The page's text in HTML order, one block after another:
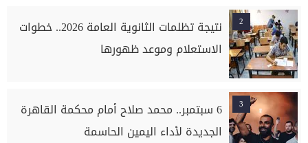
2
نتيجة تظلمات الثانوية العامة 2026.. خطوات
الاستعلام وموعد ظهورها
3
6 سبتمبر.. محمد صلاح أمام محكمة القاهرة
الجديدة لأداء اليمين الحاسمة